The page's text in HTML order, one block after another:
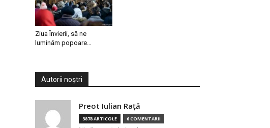
Ziua Învierii, să ne
luminăm popoare…
Autorii noștri
Preot Iulian Raţă
3878 ARTICOLE 6 COMENTARII